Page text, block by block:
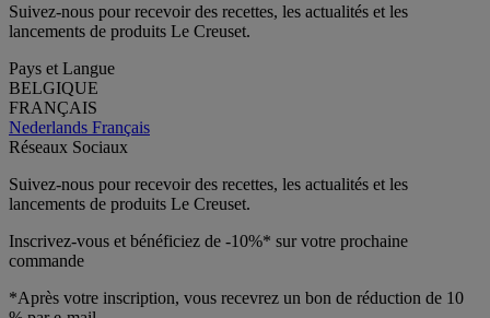
Suivez-nous pour recevoir des recettes, les actualités et les
lancements de produits Le Creuset.
Pays et Langue
BELGIQUE
FRANÇAIS
Nederlands Français
Réseaux Sociaux
Suivez-nous pour recevoir des recettes, les actualités et les
lancements de produits Le Creuset.
Inscrivez-vous et bénéficiez de -10%* sur votre prochaine
commande
*Après votre inscription, vous recevrez un bon de réduction de 10